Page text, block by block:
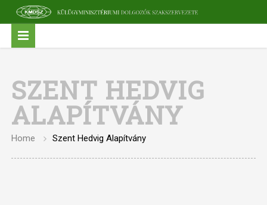
SZENT HEDVIG
ALAPÍTVÁNY
Home Szent Hedvig Alapítvány